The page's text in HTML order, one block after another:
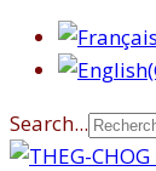
Search...